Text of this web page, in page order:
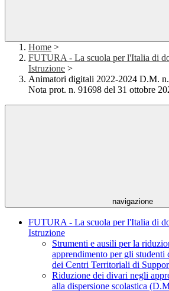
Home >
FUTURA - La scuola per l'Italia di
Istruzione >
Animatori digitali 2022-2024 D.M.
Nota prot. n. 91698 del 31 ottobre
navigazione
FUTURA - La scuola per l'Italia di
Istruzione
Strumenti e ausili per la
apprendimento per gli studenti
dei Centri Territoriali di
Riduzione dei divari negli
alla dispersione scolastica